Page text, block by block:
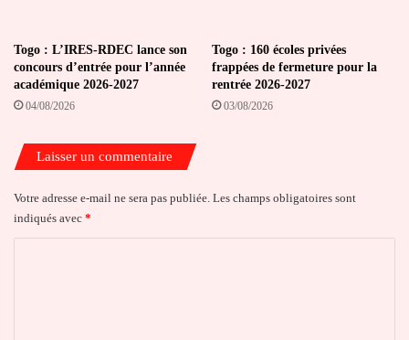
Togo : L’IRES-RDEC lance son
concours d’entrée pour l’année
académique 2026-2027
04/08/2026
Togo : 160 écoles privées
frappées de fermeture pour la
rentrée 2026-2027
03/08/2026
Laisser un commentaire
Votre adresse e-mail ne sera pas publiée. Les champs obligatoires sont
indiqués avec *